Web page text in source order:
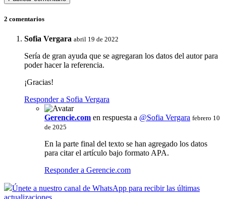
2 comentarios
Sofia Vergara abril 19 de 2022
Sería de gran ayuda que se agregaran los datos del autor para
poder hacer la referencia.
¡Gracias!
Responder a Sofia Vergara
Gerencie.com en respuesta a @Sofia Vergara febrero 10
de 2025
En la parte final del texto se han agregado los datos
para citar el artículo bajo formato APA.
Responder a Gerencie.com
Únete a nuestro canal de WhatsApp para recibir las últimas
actualizaciones